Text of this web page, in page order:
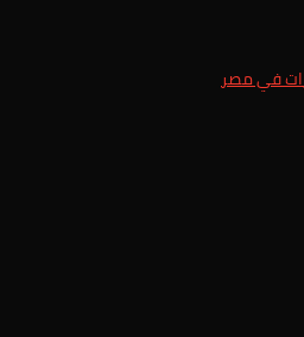
في مصر